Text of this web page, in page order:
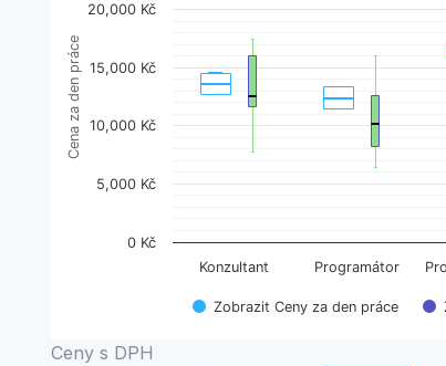
The chart has 1 X axis displaying categories.
The chart has 1 Y axis displaying Cena za
Cena za den práce
Zobrazit Ceny za den práce
Konzultant Programátor
0 Kč
5,000 Kč
10,000 Kč
15,000 Kč
20,000 Kč
End of interactive chart.
Ceny s DPH